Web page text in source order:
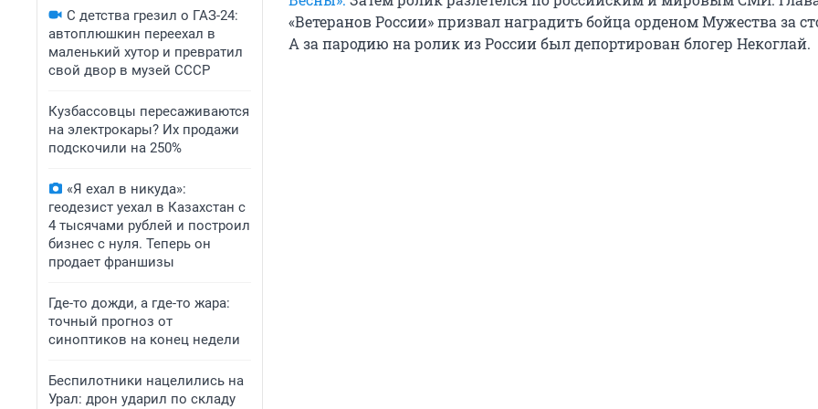
С детства грезил о ГАЗ-24:
автоплюшкин переехал в
маленький хутор и превратил
свой двор в музей СССР
Кузбассовцы пересаживаются
на электрокары? Их продажи
подскочили на 250%
«Я ехал в никуда»:
геодезист уехал в Казахстан с
4 тысячами рублей и построил
бизнес с нуля. Теперь он
продает франшизы
Где-то дожди, а где-то жара:
точный прогноз от
синоптиков на конец недели
Беспилотники нацелились на
Урал: дрон ударил по складу
«Ветеранов России» призвал наградить бойца орденом Мужества за
А за пародию на ролик из России был депортирован блогер Некоглай.